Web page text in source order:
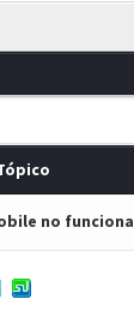
no funciona